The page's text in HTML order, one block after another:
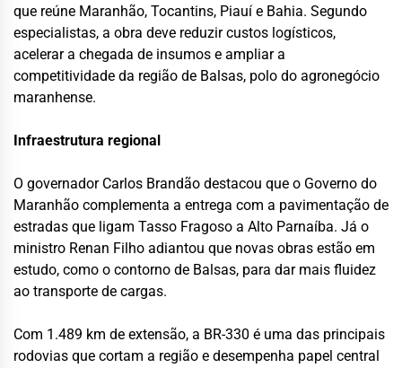
que reúne Maranhão, Tocantins, Piauí e Bahia. Segundo
especialistas, a obra deve reduzir custos logísticos,
acelerar a chegada de insumos e ampliar a
competitividade da região de Balsas, polo do agronegócio
maranhense.
Infraestrutura regional
O governador Carlos Brandão destacou que o Governo do
Maranhão complementa a entrega com a pavimentação de
estradas que ligam Tasso Fragoso a Alto Parnaíba. Já o
ministro Renan Filho adiantou que novas obras estão em
estudo, como o contorno de Balsas, para dar mais fluidez
ao transporte de cargas.
Com 1.489 km de extensão, a BR-330 é uma das principais
rodovias que cortam a região e desempenha papel central